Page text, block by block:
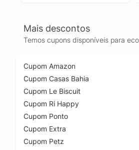
Mais descontos
Temos cupons disponíveis para
Cupom Amazon
Cupom Casas Bahia
Cupom Le Biscuit
Cupom Ri Happy
Cupom Ponto
Cupom Extra
Cupom Petz